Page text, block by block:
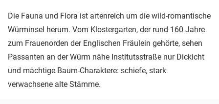
Die Fauna und Flora ist artenreich um die wild-romantische
Würminsel herum. Vom Klostergarten, der rund 160 Jahre
zum Frauenorden der Englischen Fräulein gehörte, sehen
Passanten an der Würm nähe Institutsstraße nur Dickicht
und mächtige Baum-Charaktere: schiefe, stark
verwachsene alte Stämme.